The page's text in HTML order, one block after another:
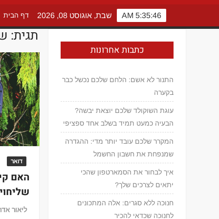
דף הבית 5:35:46 AM שבת, אוגוסט 08, 2026
תגית:
דואר
האם
ליאור
כתבות אחרונות
התנור לא אשם: הלחם שלכם נכשל כבר
בקערה
עוגת השוקולד שלכם יוצאת יבשה?
הבעיה כמעט תמיד בשלב אחד ספציפי
המקרר שלכם עובד יותר מדי: ההגדרה
שמנפחת את חשבון החשמל
איך לבחור את הסמארטפון שהכי
יתאים לצרכים שלך?
חנוכה ללא סגרים: אלה המתכונים
לחנוכה שכדאי להכיר